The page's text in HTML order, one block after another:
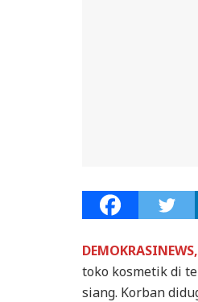
DEMOKRASINEWS,
toko kosmetik di
siang. Korban